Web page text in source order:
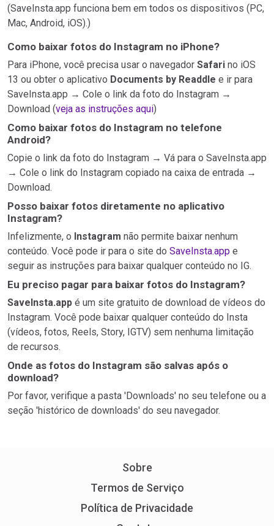
(SaveInsta.app funciona bem em todos os dispositivos (PC,
Mac, Android, iOS).)
Como baixar fotos do Instagram no iPhone?
Para iPhone, você precisa usar o navegador Safari no iOS
13 ou obter o aplicativo Documents by Readdle e ir para
SaveInsta.app → Cole o link da foto do Instagram →
Download (veja as instruções aqui)
Como baixar fotos do Instagram no telefone
Android?
Copie o link da foto do Instagram → Vá para o SaveInsta.app
→ Cole o link do Instagram copiado na caixa de entrada →
Download.
Posso baixar fotos diretamente no aplicativo
Instagram?
Infelizmente, o Instagram não permite baixar nenhum
conteúdo. Você pode ir para o site do SaveInsta.app e
seguir as instruções para baixar qualquer conteúdo no IG.
Eu preciso pagar para baixar fotos do Instagram?
SaveInsta.app é um site gratuito de download de vídeos do
Instagram. Você pode baixar qualquer conteúdo do Insta
(vídeos, fotos, Reels, Story, IGTV) sem nenhuma limitação
de recursos.
Onde as fotos do Instagram são salvas após o
download?
Por favor, verifique a pasta 'Downloads' no seu telefone ou a
seção 'histórico de downloads' do seu navegador.
Sobre
Termos de Serviço
Política de Privacidade